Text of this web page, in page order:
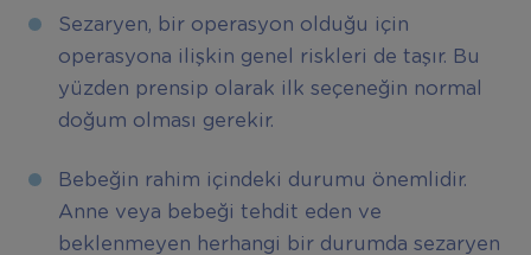
Sezaryen, bir operasyon olduğu için
operasyona ilişkin genel riskleri de taşır. Bu
yüzden prensip olarak ilk seçeneğin normal
doğum olması gerekir.
Bebeğin rahim içindeki durumu önemlidir.
Anne veya bebeği tehdit eden ve
beklenmeyen herhangi bir durumda sezaryen